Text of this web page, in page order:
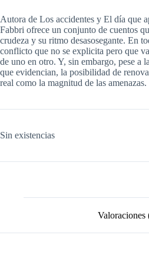
Autora de Los accidentes y El día que
Fabbri ofrece un conjunto de cuentos
crudeza y su ritmo desasosegante. En
conflicto que no se explicita pero que
de uno en otro. Y, sin embargo, pese a
que evidencian, la posibilidad de
real como la magnitud de las amenazas.
Sin existencias
Valoraciones